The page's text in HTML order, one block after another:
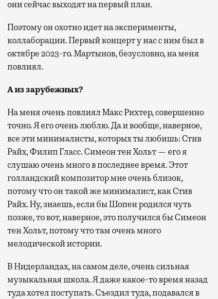
они сейчас выходят на первый план.
Поэтому он охотно идет на эксперименты,
коллаборации. Первый концерт у нас с ним был в
октябре 2023-го. Мартынов, безусловно, на меня
повлиял.
А из зарубежных?
На меня очень повлиял Макс Рихтер, совершенно
точно. Я его очень люблю. Да и вообще, наверное,
все эти минималисты, которых ты любишь: Стив
Райх, Филип Гласс. Симеон тен Хольт — его я
слушаю очень много в последнее время. Этот
голландский композитор мне очень близок,
потому что он такой же минималист, как Стив
Райх. Ну, знаешь, если бы Шопен родился чуть
позже, то вот, наверное, это получился бы Симеон
тен Хольт, потому что там очень много
мелодической истории.
В Нидерландах, на самом деле, очень сильная
музыкальная школа. Я даже какое-то время назад
туда хотел поступать. Съездил туда, подавался в